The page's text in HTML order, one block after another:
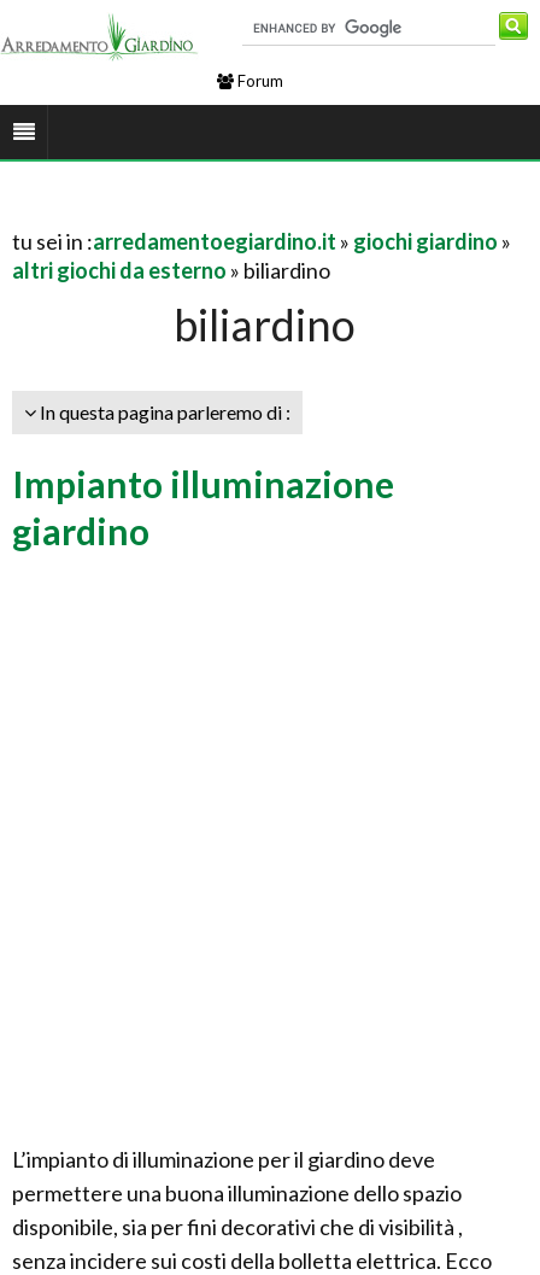
Forum
tu sei in :arredamentoegiardino.it » giochi giardino »
altri giochi da esterno » biliardino
biliardino
In questa pagina parleremo di :
Impianto illuminazione
giardino
L’impianto di illuminazione per il giardino deve
permettere una buona illuminazione dello spazio
disponibile, sia per fini decorativi che di visibilità ,
senza incidere sui costi della bolletta elettrica. Ecco